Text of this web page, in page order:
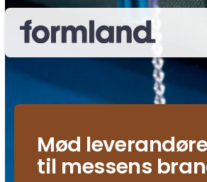
Mød
til messens